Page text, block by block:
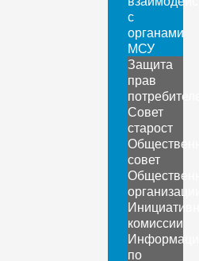
с
органами
МСУ
Защита
прав
Совет
старост
совет
комиссии
по